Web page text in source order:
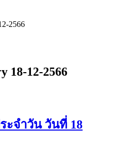
2566
18-12-2566
ะจำวัน วันที่ 18